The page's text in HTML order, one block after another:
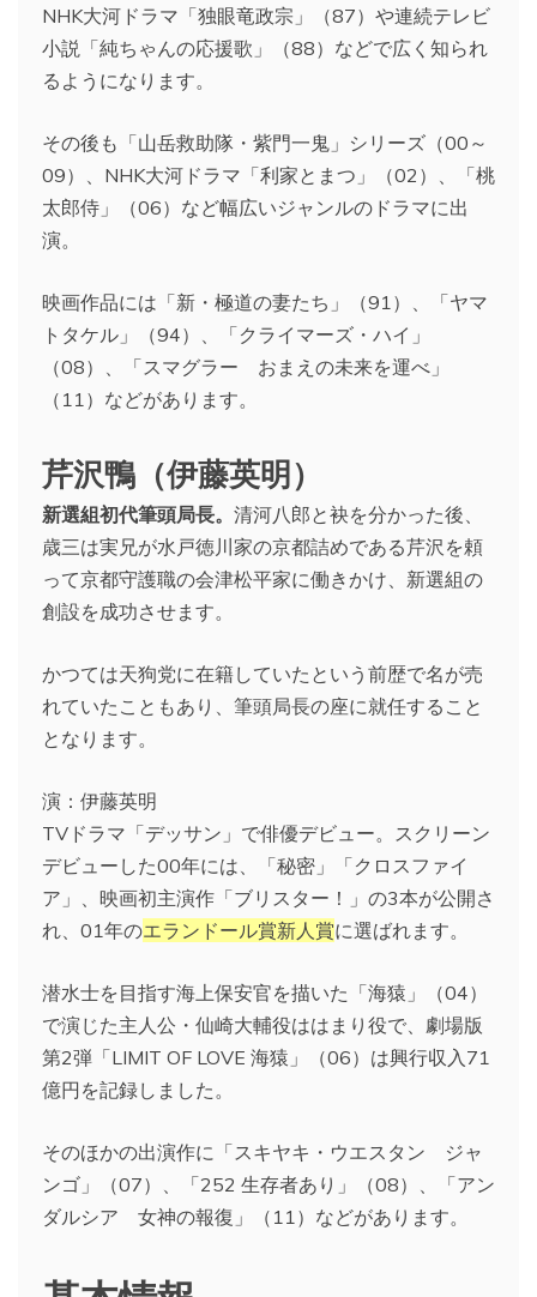
NHK大河ドラマ「独眼竜政宗」（87）や連続テレビ
小説「純ちゃんの応援歌」（88）などで広く知られ
るようになります。
その後も「山岳救助隊・紫門一鬼」シリーズ（00～
09）、NHK大河ドラマ「利家とまつ」（02）、「桃
太郎侍」（06）など幅広いジャンルのドラマに出
演。
映画作品には「新・極道の妻たち」（91）、「ヤマ
トタケル」（94）、「クライマーズ・ハイ」
（08）、「スマグラー おまえの未来を運べ」
（11）などがあります。
芹沢鴨（伊藤英明）
新選組初代筆頭局長。 清河八郎と袂を分かった後、
歳三は実兄が水戸徳川家の京都詰めである芹沢を頼
って京都守護職の会津松平家に働きかけ、新選組の
創設を成功させます。
かつては天狗党に在籍していたという前歴で名が売
れていたこともあり、筆頭局長の座に就任すること
となります。
演：伊藤英明
TVドラマ「デッサン」で俳優デビュー。スクリーン
デビューした00年には、「秘密」「クロスファイ
ア」、映画初主演作「ブリスター！」の3本が公開さ
れ、01年のエランドール賞新人賞に選ばれます。
潜水士を目指す海上保安官を描いた「海猿」（04）
で演じた主人公・仙崎大輔役ははまり役で、劇場版
第2弾「LIMIT OF LOVE 海猿」（06）は興行収入71
億円を記録しました。
そのほかの出演作に「スキヤキ・ウエスタン ジャ
ンゴ」（07）、「252 生存者あり」（08）、「アン
ダルシア 女神の報復」（11）などがあります。